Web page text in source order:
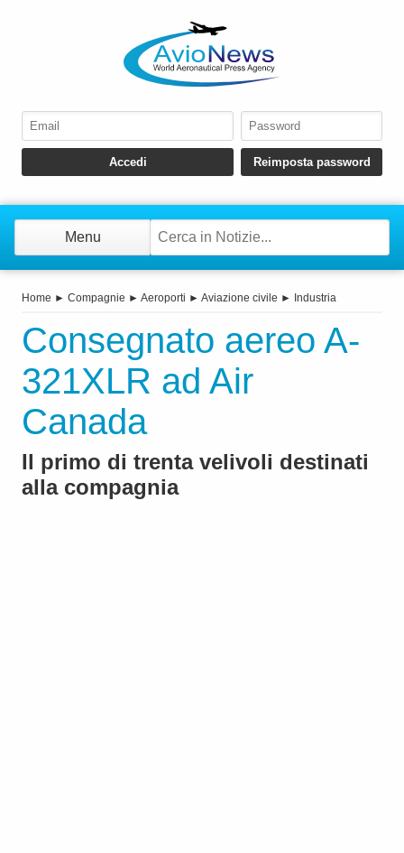
Menu
Home ► Compagnie ► Aeroporti ► Aviazione civile ► Industria
Consegnato aereo A-
321XLR ad Air
Canada
Il primo di trenta velivoli destinati
alla compagnia